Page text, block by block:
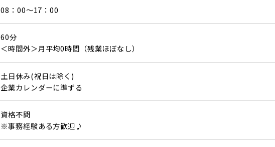
08：00～17：00
60分
＜時間外＞月平均0時間（残業ほぼなし）
土日休み(祝日は除く)
企業カレンダーに準ずる
資格不問
※事務経験ある方歓迎♪